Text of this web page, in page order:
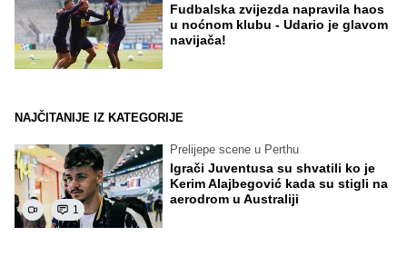
Fudbalska zvijezda napravila haos
u noćnom klubu - Udario je glavom
navijača!
NAJČITANIJE IZ KATEGORIJE
1
Prelijepe scene u Perthu
Igrači Juventusa su shvatili ko je
Kerim Alajbegović kada su stigli na
aerodrom u Australiji